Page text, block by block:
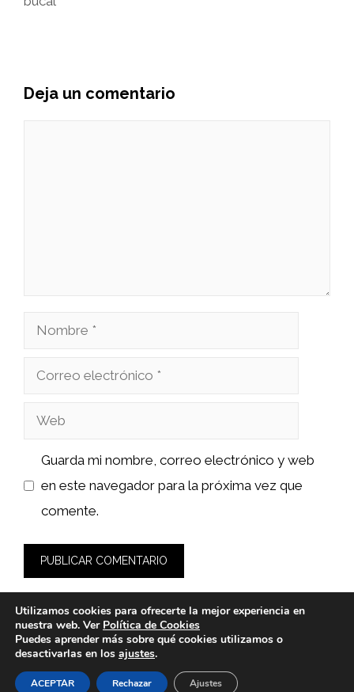
Deja un comentario
Nombre
Correo
Web
Guarda mi nombre, correo electrónico y web
en este navegador para la próxima vez que
comente.
© 2026 clindent.es -Política de Privacidad y Aviso Legal
Política de cookies
Utilizamos cookies para ofrecerte la mejor experiencia en
nuestra web. Ver Política de Cookies
Puedes aprender más sobre qué cookies utilizamos o
desactivarlas en los ajustes.
ACEPTAR Rechazar Ajustes